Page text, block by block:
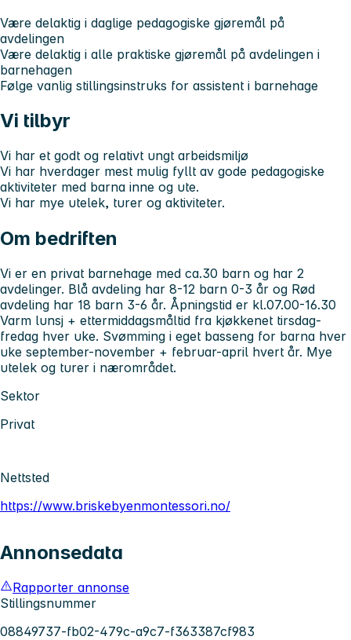
Være delaktig i daglige pedagogiske gjøremål på
avdelingen
Være delaktig i alle praktiske gjøremål på avdelingen i
barnehagen
Følge vanlig stillingsinstruks for assistent i barnehage
Vi tilbyr
Vi har et godt og relativt ungt arbeidsmiljø
Vi har hverdager mest mulig fyllt av gode pedagogiske
aktiviteter med barna inne og ute.
Vi har mye utelek, turer og aktiviteter.
Om bedriften
Vi er en privat barnehage med ca.30 barn og har 2
avdelinger. Blå avdeling har 8-12 barn 0-3 år og Rød
avdeling har 18 barn 3-6 år. Åpningstid er kl.07.00-16.30
Varm lunsj + ettermiddagsmåltid fra kjøkkenet tirsdag-
fredag hver uke. Svømming i eget basseng for barna hver
uke september-november + februar-april hvert år. Mye
utelek og turer i nærområdet.
Sektor
Privat
Nettsted
https://www.briskebyenmontessori.no/
Annonsedata
Rapporter annonse
Stillingsnummer
08849737-fb02-479c-a9c7-f363387cf983